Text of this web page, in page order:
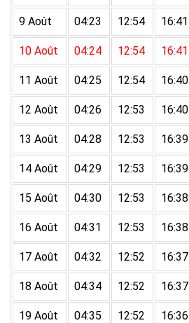
9 Août 04:23 12:54 16:41
10 Août 04:24 12:54 16:41
11 Août 04:25 12:54 16:40
12 Août 04:26 12:53 16:40
13 Août 04:28 12:53 16:39
14 Août 04:29 12:53 16:39
15 Août 04:30 12:53 16:38
16 Août 04:31 12:53 16:38
17 Août 04:32 12:52 16:37
18 Août 04:34 12:52 16:37
19 Août 04:35 12:52 16:36